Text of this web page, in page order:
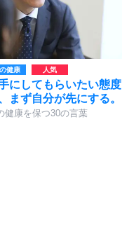
健康
にしてもらいたい態度
まず自分が先にする。
健康を保つ30の言葉